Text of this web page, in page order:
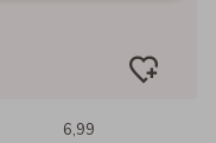
6,99